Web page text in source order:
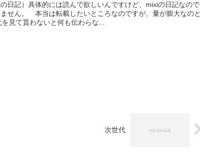
日記）具体的には読んで欲しいんですけど、mixiの日記なので
せん。 本当は転載したいところなのですが、量が膨大なのと
見て貰わないと何も伝わらな...
次世代